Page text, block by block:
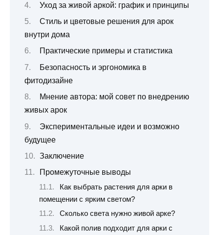
Уход за живой аркой: график и принципы
Стиль и цветовые решения для арок
внутри дома
Практические примеры и статистика
Безопасность и эргономика в
фитодизайне
Мнение автора: мой совет по внедрению
живых арок
Экспериментальные идеи и возможно
будущее
Заключение
Промежуточные выводы
Как выбрать растения для арки в
помещении с ярким светом?
Сколько света нужно живой арке?
Какой полив подходит для арки с